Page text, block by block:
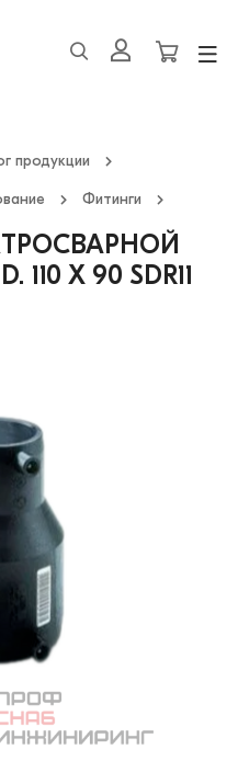
продукции
Фитинги
110 X 90 SDR11